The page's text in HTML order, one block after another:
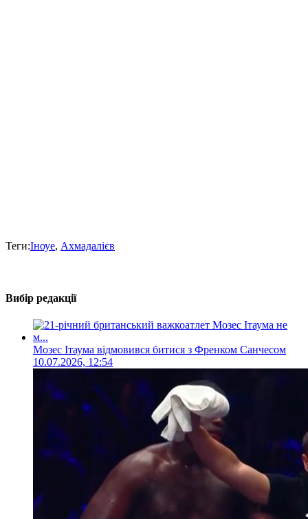
Теги:Іноуе, Ахмадалієв
Вибір редакції
Мозес Ітаума відмовився битися з Френком Санчесом
10.07.2026, 12:54